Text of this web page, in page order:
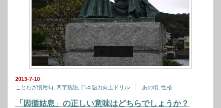
2013-7-10
ことわざ慣用句
四字熟語 日本語力向上ドリル あの頃 ,性格
「因循姑息」の正しい意味はどちらでしょうか？